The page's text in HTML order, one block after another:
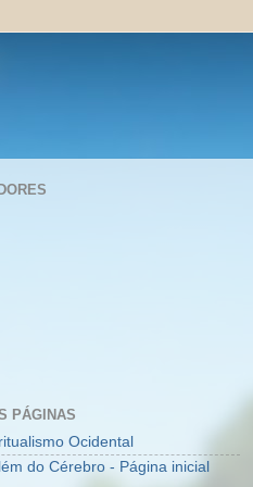
PÁGINAS
Ocidental
do Cérebro - Página inicial